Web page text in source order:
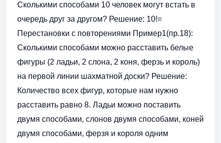
Сколькими способами 10 человек могут встать в
очередь друг за другом? Решение: 10!=
Перестановки с повторениями Пример1(пр.18):
Сколькими способами можно расставить белые
фигуры (2 ладьи, 2 слона, 2 коня, ферзь и король)
на первой линии шахматной доски? Решение:
Количество всех фигур, которые нам нужно
расставить равно 8. Ладьи можно поставить
двумя способами, слонов двумя способами, коней
двумя способами, ферзя и короля одним